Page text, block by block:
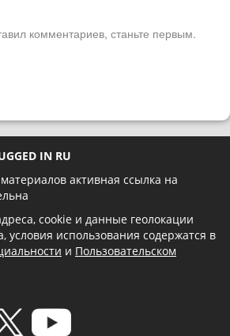
комментариев, станьте первым.
IN RU
активная ссылка на
cookie и данные геолокации
условия использования содержатся в
и Пользовательском